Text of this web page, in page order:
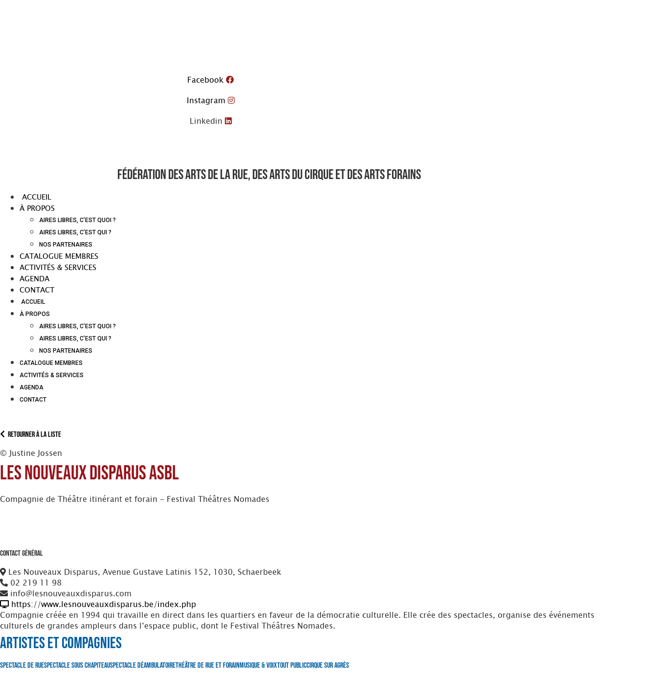
Facebook
Instagram
Linkedin
Fédération des arts de la rue, des arts du cirque et des arts forains
ACCUEIL
À PROPOS
AIRES LIBRES, C’EST QUOI ?
AIRES LIBRES, C’EST QUI ?
NOS PARTENAIRES
CATALOGUE MEMBRES
ACTIVITÉS & SERVICES
AGENDA
CONTACT
ACCUEIL
À PROPOS
AIRES LIBRES, C’EST QUOI ?
AIRES LIBRES, C’EST QUI ?
NOS PARTENAIRES
CATALOGUE MEMBRES
ACTIVITÉS & SERVICES
AGENDA
CONTACT
Retourner à la liste
© Justine Jossen
Les Nouveaux Disparus asbl
Compagnie de Théâtre itinérant et forain - Festival Théâtres Nomades
Contact Général
Les Nouveaux Disparus, Avenue Gustave Latinis 152, 1030, Schaerbeek
02 219 11 98
info@lesnouveauxdisparus.com
https://www.lesnouveauxdisparus.be/index.php
Compagnie créée en 1994 qui travaille en direct dans les quartiers en faveur de la démocratie culturelle. Elle crée des spectacles, organise des événements
culturels de grandes ampleurs dans l’espace public, dont le Festival Théâtres Nomades.
Artistes et Compagnies
Spectacle de RueSpectacle sous ChapiteauSpectacle DéambulatoireThéâtre de Rue et ForainMusique & VoixTout PublicCirque sur Agrès